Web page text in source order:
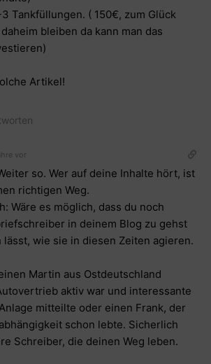
Tankfüllungen. ( 150€, zum Glück
bleiben da kann man das
Artikel!
vor
so. Wer auf deine Inhalte hört, ist
richtigen Weg.
Wäre es möglich, dass du noch
in deinem Blog zu gehst
wie sie in diesen Zeiten agieren.
Martin aus Ostdeutschland
aktiv war und interessante
mitteilte oder einen Frank, der
schon lebte. Sicherlich
Schreiber, die deinen Weg leben.